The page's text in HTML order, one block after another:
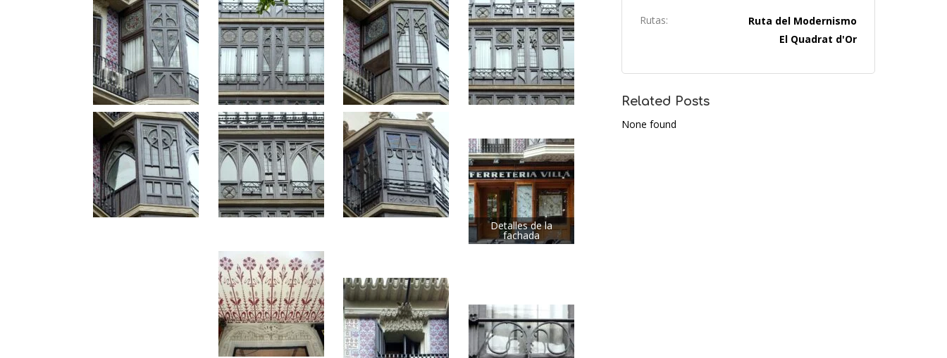
Detalles de la
fachada
Rutas:
Ruta del Modernismo
El Quadrat d'Or
Related Posts
None found